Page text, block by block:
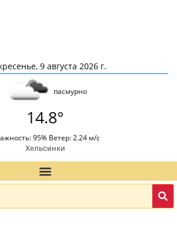
9 августа 2026 г.
пасмурно
14.8°
95% Ветер: 2.24 м/с
Хельсинки